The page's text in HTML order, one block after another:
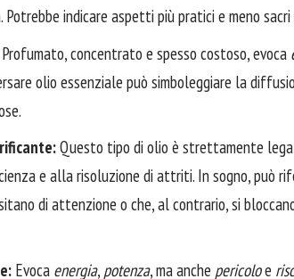
indicare aspetti più pratici e meno
Profumato, concentrato e spesso costoso, evoca
olio essenziale può simboleggiare la
Questo tipo di olio è strettamente
e alla risoluzione di attriti. In sogno, può
di attenzione o che, al contrario, si
Evoca energia, potenza, ma anche pericoloe